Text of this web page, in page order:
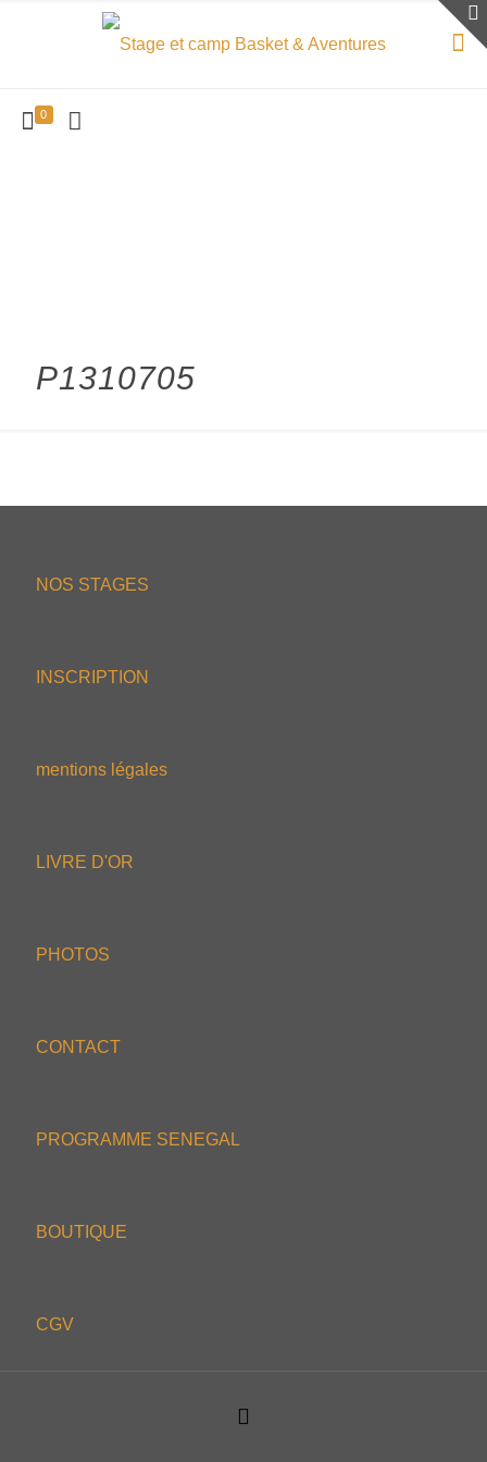
0
P1310705
NOS STAGES
INSCRIPTION
mentions légales
LIVRE D'OR
PHOTOS
CONTACT
PROGRAMME SENEGAL
BOUTIQUE
CGV